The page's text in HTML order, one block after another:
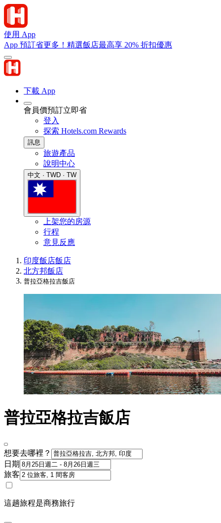
使用 App
App 預訂省更多！精選飯店最高享 20% 折扣優惠
下載 App
會員價預訂立即省
登入
探索 Hotels.com Rewards
訊息
旅遊產品
說明中心
中文 · TWD · TW
上架您的房源
行程
意見反應
印度飯店飯店
北方邦飯店
普拉亞格拉吉飯店
普拉亞格拉吉飯店
想要去哪裡？
日期
旅客
這趟旅程是商務旅行